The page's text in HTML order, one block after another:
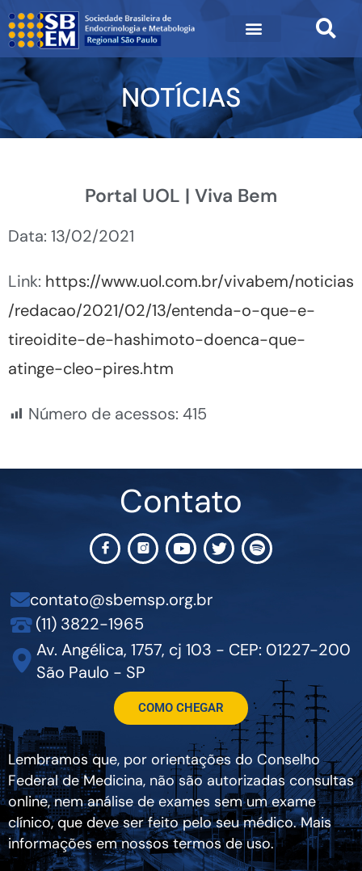
NOTÍCIAS
Portal UOL | Viva Bem
Data: 13/02/2021
Link: https://www.uol.com.br/vivabem/noticias
/redacao/2021/02/13/entenda-o-que-e-
tireoidite-de-hashimoto-doenca-que-
atinge-cleo-pires.htm
Número de acessos: 415
Contato
contato@sbemsp.org.br
(11) 3822-1965
Av. Angélica, 1757, cj 103 - CEP: 01227-200
São Paulo - SP
COMO CHEGAR
Lembramos que, por orientações do Conselho
Federal de Medicina, não são autorizadas consultas
online, nem análise de exames sem um exame
clínico, que deve ser feito pelo seu médico. Mais
informações em nossos termos de uso.